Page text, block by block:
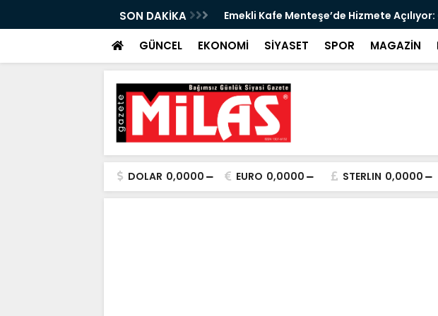
SON DAKİKA
Açılıyor: Çay 5 TL
Zeytin Çiçeği Uluslararası Kısa Film
Başladı
GÜNCEL EKONOMİ SİYASET SPOR MAGAZİN
DOLAR 0,0000 EURO 0,0000 STERLIN 0,0000